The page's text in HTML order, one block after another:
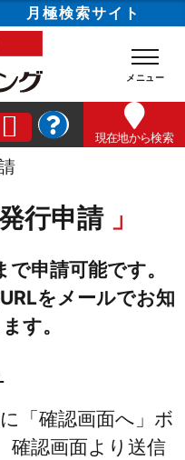
月極検索サイト
現在地から検索
行申請
申請可能です。
をメールでお知
す。
「確認画面へ」ボ
確認画面より送信